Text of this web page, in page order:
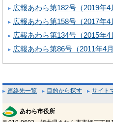
広報あわら第182号（2019年4
広報あわら第158号（2017年4
広報あわら第134号（2015年4
広報あわら第86号（2011年4月
連絡先一覧 目的から探す
サイト
あわら市役所